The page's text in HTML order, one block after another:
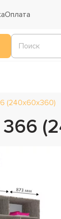
Оплата
(240х60х360)